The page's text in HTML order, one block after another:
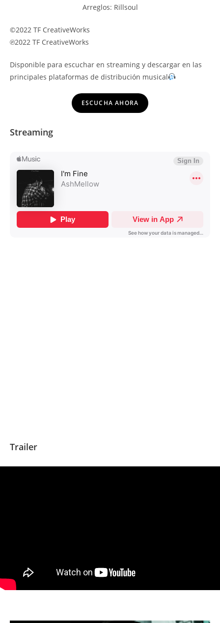
Arreglos: Rillsoul
©2022 TF CreativeWorks
℗2022 TF CreativeWorks
Disponible para escuchar en streaming y descargar en las
principales plataformas de distribución musical
ESCUCHA AHORA
Streaming
Trailer